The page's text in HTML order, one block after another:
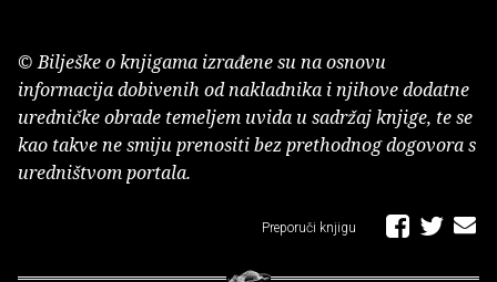
© Bilješke o knjigama izrađene su na osnovu
informacija dobivenih od nakladnika i njihove dodatne
uredničke obrade temeljem uvida u sadržaj knjige, te se
kao takve ne smiju prenositi bez prethodnog dogovora s
uredništvom portala.
Preporuči knjigu